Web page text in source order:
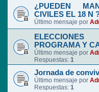
¿PUEDEN
CIVILES EL 18 N
Último mensaje por
PROGRAMA Y
Último mensaje por
Respuestas: 1
Jornada de
Último mensaje por
Respuestas: 1